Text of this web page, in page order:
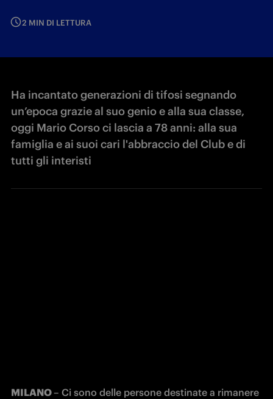
2 MIN DI LETTURA
Ha incantato generazioni di tifosi segnando
un’epoca grazie al suo genio e alla sua classe,
oggi Mario Corso ci lascia a 78 anni: alla sua
famiglia e ai suoi cari l'abbraccio del Club e di
tutti gli interisti
MILANO – Ci sono delle persone destinate a rimanere